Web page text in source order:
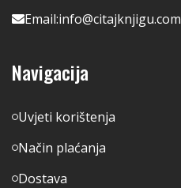
Email:info@citajknjigu.com
Navigacija
Uvjeti korištenja
Način plaćanja
Dostava